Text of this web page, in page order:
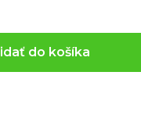
do košíka